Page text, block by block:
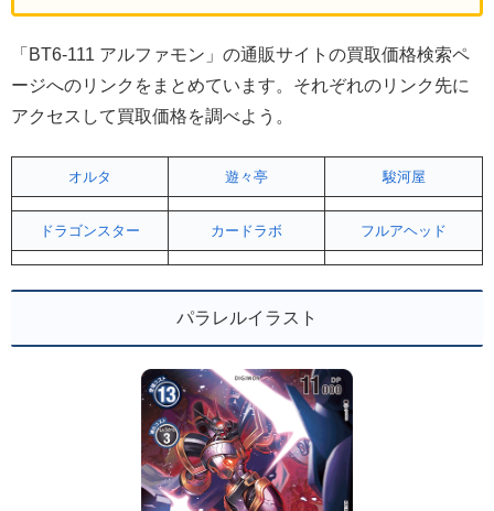
「BT6-111 アルファモン」の通販サイトの買取価格検索ペ
ージへのリンクをまとめています。それぞれのリンク先に
アクセスして買取価格を調べよう。
オルタ 遊々亭 駿河屋
ドラゴンスター カードラボ フルアヘッド
パラレルイラスト